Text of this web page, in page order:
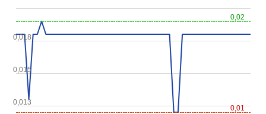
0,02
0,01
0,013
0,015
0,018